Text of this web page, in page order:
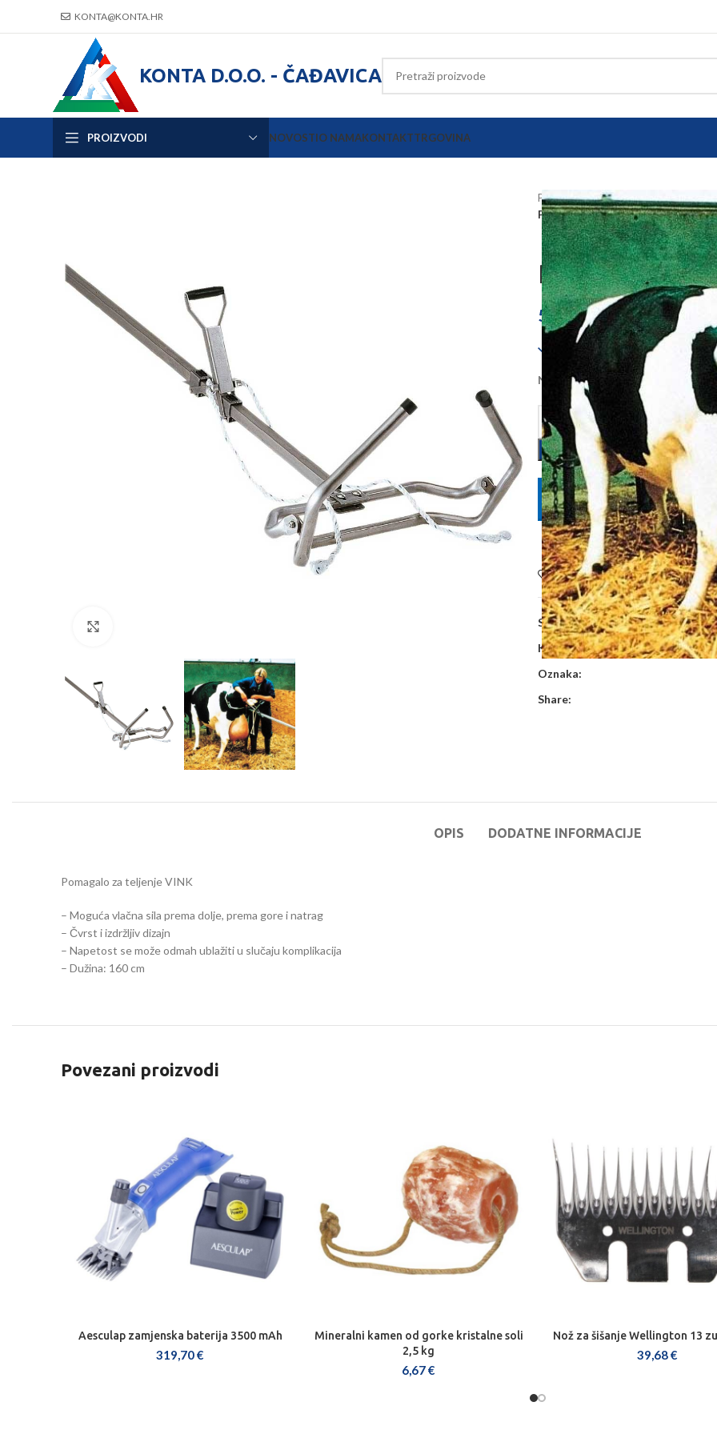
KONTA@KONTA.HR
KONTA D.O.O. - ČAĐAVICA
PROIZVODI NOVOSTIO NAMAKONTAKTTRGOVINA
Početna Poljoprivredna oprema
Pomagalo za teljenje VINK
Pomagalo za
539,35€
Dostupno
Na zalihi kod dobavljača, dobava
POŠALJITE UPIT
Dodaj na listu želja
SKU:1045
Kategorije:Oprema za
Oznaka:
Share:
OPIS DODATNE INFORMACIJE
Pomagalo za teljenje VINK
– Moguća vlačna sila prema dolje, prema gore i natrag
– Čvrst i izdržljiv dizajn
– Napetost se može odmah ublažiti u slučaju komplikacija
– Dužina: 160 cm
Povezani proizvodi
DODAJ U KOŠARICU
Aesculap zamjenska baterija 3500 mAh
319,70€
DODAJ U KOŠARICU
Mineralni kamen od gorke kristalne soli
2,5 kg
6,67€
DODAJ U KOŠARICU
Nož za šišanje Wellington 13
39,68€